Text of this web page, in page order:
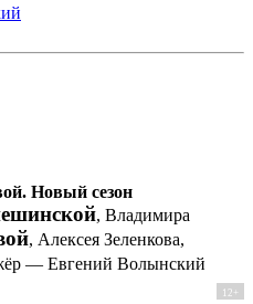
Новый сезон
, Владимира
, Алексея Зеленкова,
— Евгений Волынский
12+